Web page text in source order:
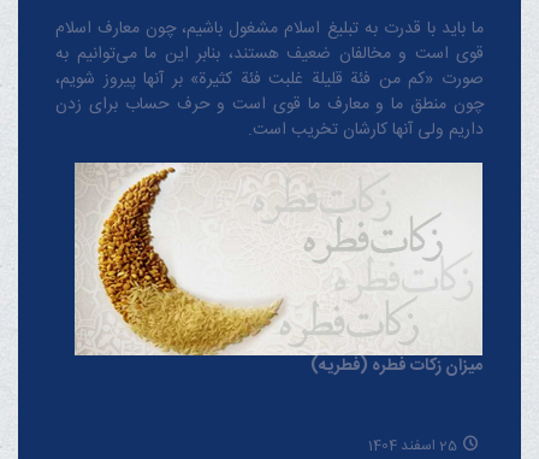
ما باید با قدرت به تبلیغ اسلام مشغول باشیم، چون معارف اسلام
قوی است و مخالفان ضعیف هستند، بنابر این ما می‌توانیم به
صورت «کم من فئة قلیلة غلبت فئة کثیرة» بر آنها پیروز شویم،
چون منطق‌ ما و معارف ‌ما قوی است و حرف حساب برای زدن
داریم ولی آنها کارشان تخریب است.
میزان زکات فطره (فطریه)
25 اسفند 1404